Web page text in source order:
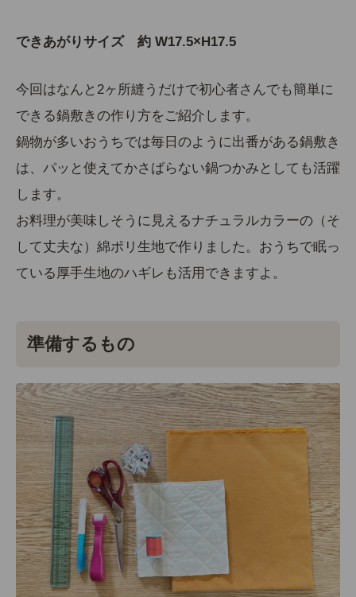
できあがりサイズ 約 W17.5×H17.5
今回はなんと2ヶ所縫うだけで初心者さんでも簡単に
できる鍋敷きの作り方をご紹介します。
鍋物が多いおうちでは毎日のように出番がある鍋敷き
は、パッと使えてかさばらない鍋つかみとしても活躍
します。
お料理が美味しそうに見えるナチュラルカラーの（そ
して丈夫な）綿ポリ生地で作りました。おうちで眠っ
ている 厚手生地のハギレも活用 できますよ。
準備するもの